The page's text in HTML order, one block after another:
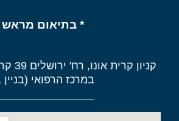
* בתיאום מראש
במרכז הרפואי (בניין 1)